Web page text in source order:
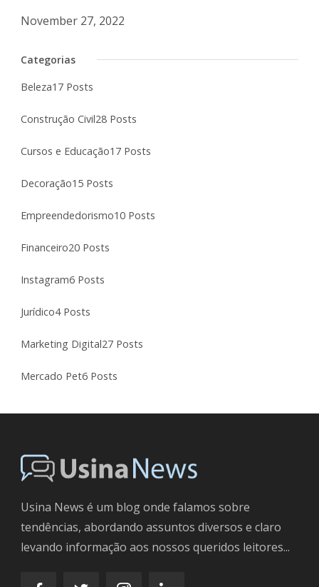
November 27, 2022
Categorias
Beleza17 Posts
Construção Civil28 Posts
Cursos e Educação17 Posts
Decoração15 Posts
Empreendedorismo10 Posts
Financeiro20 Posts
Instagram6 Posts
Jurídico4 Posts
Marketing Digital27 Posts
Mercado Pet6 Posts
Usina News é um blog onde falamos sobre
tendências, abordando assuntos diversos e claro
levando informação aos nossos queridos leitores...